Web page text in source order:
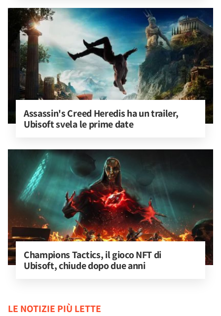
Assassin's Creed Heredis ha un trailer,
Ubisoft svela le prime date
Champions Tactics, il gioco NFT di
Ubisoft, chiude dopo due anni
LE NOTIZIE PIÙ LETTE